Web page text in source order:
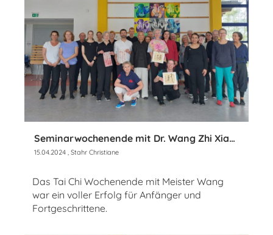
Seminarwochenende mit Dr. Wang Zhi Xiang 2024
15.04.2024 , Stahr Christiane
Das Tai Chi Wochenende mit Meister Wang
war ein voller Erfolg für Anfänger und
Fortgeschrittene.